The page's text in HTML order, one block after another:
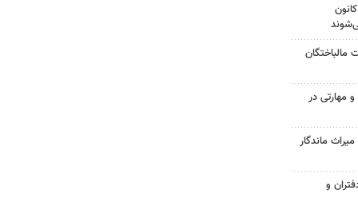
مالباختگان
و مهارتی در
ماندگار
و